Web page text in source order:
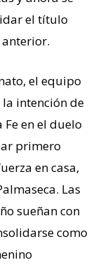
el título
el equipo
intención de
en el duelo
primero
en casa,
Las
sueñan con
como